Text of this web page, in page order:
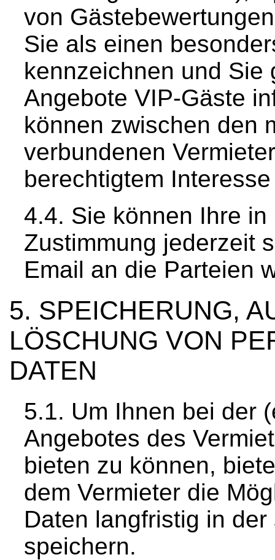
von
Sie als einen
kennzeichnen und Sie
Angebote VIP-Gäste
können zwischen den
verbundenen
berechtigtem
Sie können Ihre
Zustimmung jederzeit
Email an die Parteien
SPEICHERUNG,
LÖSCHUNG VON
DATEN
Um Ihnen bei der
Angebotes des
bieten zu können,
dem Vermieter die
Daten langfristig in
speichern.